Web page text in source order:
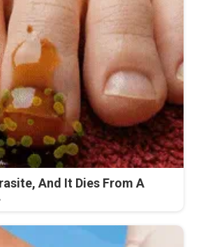
And It Dies From A